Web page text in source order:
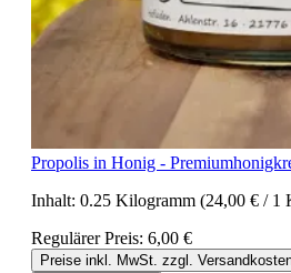
Propolis in Honig -
Inhalt: 0.25 Kilogramm (24,00 € / 1
Regulärer Preis: 6,00 €
Preise inkl. MwSt. zzgl.